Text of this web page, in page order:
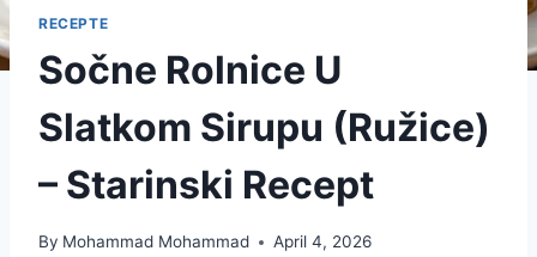
RECEPTE
Sočne Rolnice U
Slatkom Sirupu (Ružice)
– Starinski Recept
By Mohammad Mohammad April 4, 2026